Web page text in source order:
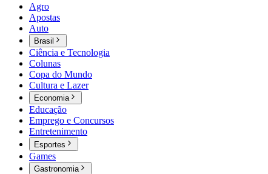
Agro
Apostas
Auto
Brasil
Ciência e Tecnologia
Colunas
Copa do Mundo
Cultura e Lazer
Economia
Educação
Emprego e Concursos
Entretenimento
Esportes
Games
Gastronomia